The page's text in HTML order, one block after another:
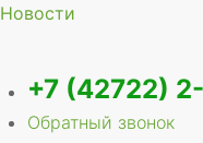
Новости
+7 (42722)
Обратный звонок